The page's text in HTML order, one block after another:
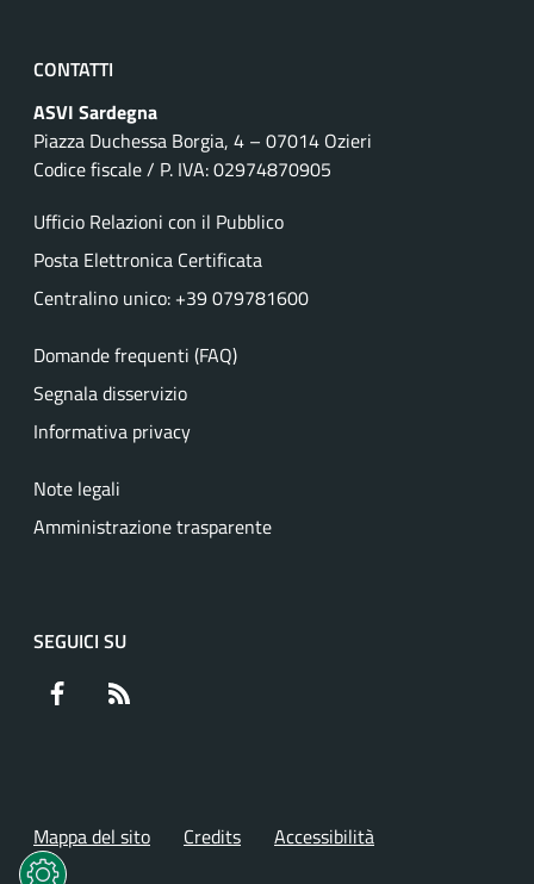
CONTATTI
ASVI Sardegna
Piazza Duchessa Borgia, 4 – 07014 Ozieri
Codice fiscale / P. IVA: 02974870905
Ufficio Relazioni con il Pubblico
Posta Elettronica Certificata
Centralino unico: +39 079781600
Domande frequenti (FAQ)
Segnala disservizio
Informativa privacy
Note legali
Amministrazione trasparente
SEGUICI SU
Facebook
Mappa del sito Credits Accessibilità